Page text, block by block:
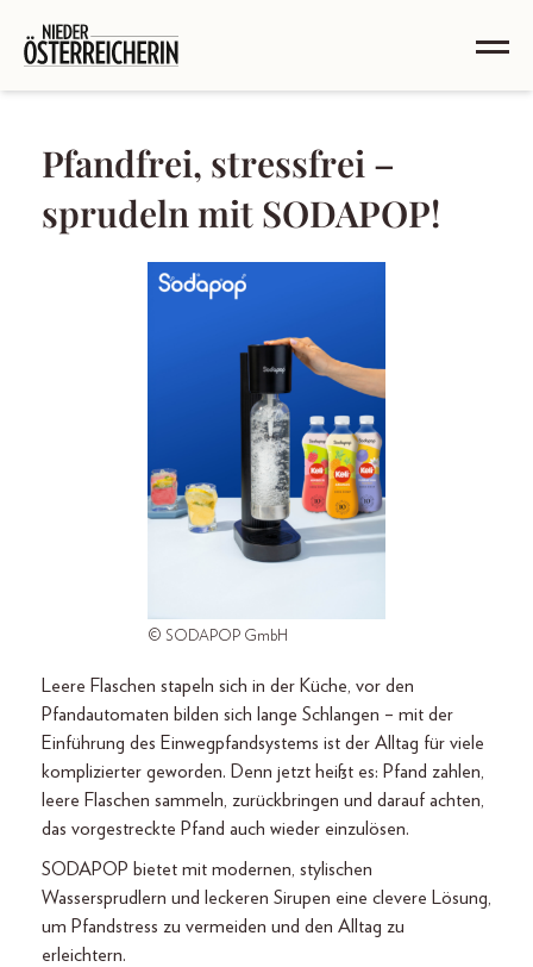
Pfandfrei, stressfrei –
sprudeln mit SODAPOP!
© SODAPOP GmbH
Leere Flaschen stapeln sich in der Küche, vor den
Pfandautomaten bilden sich lange Schlangen – mit der
Einführung des Einwegpfandsystems ist der Alltag für viele
komplizierter geworden. Denn jetzt heißt es: Pfand zahlen,
leere Flaschen sammeln, zurückbringen und darauf achten,
das vorgestreckte Pfand auch wieder einzulösen.
SODAPOP bietet mit modernen, stylischen
Wassersprudlern und leckeren Sirupen eine clevere Lösung,
um Pfandstress zu vermeiden und den Alltag zu
erleichtern.